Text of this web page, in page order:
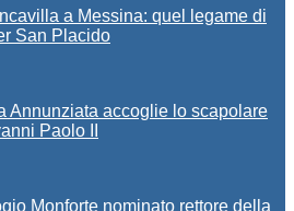
a Messina: quel legame di
San Placido
Annunziata accoglie lo scapolare
Paolo II
Monforte nominato rettore della